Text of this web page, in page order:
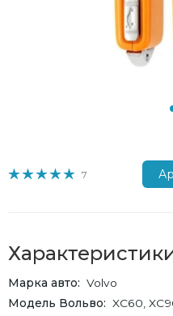
7
Марка авто
Volvo
Модель Вольво
XC60,